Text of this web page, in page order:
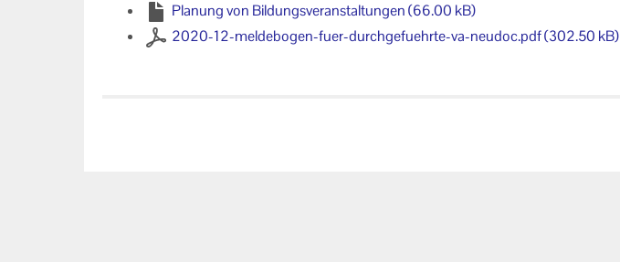
Planung von Bildungsveranstaltungen (66.00 kB)
2020-12-meldebogen-fuer-durchgefuehrte-va-neudoc.pdf (302.50 kB)